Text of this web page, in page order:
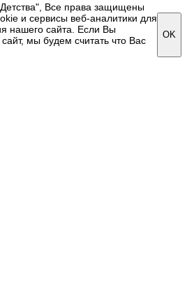
Все права защищены
и сервисы веб-аналитики для
нашего сайта. Если Вы
мы будем считать что Вас
OK